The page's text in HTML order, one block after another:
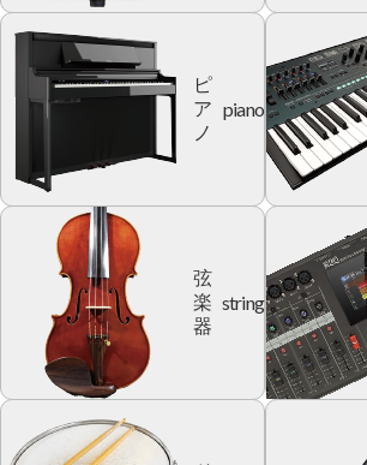
ピ
ア
ノ
piano
弦
楽
器
string